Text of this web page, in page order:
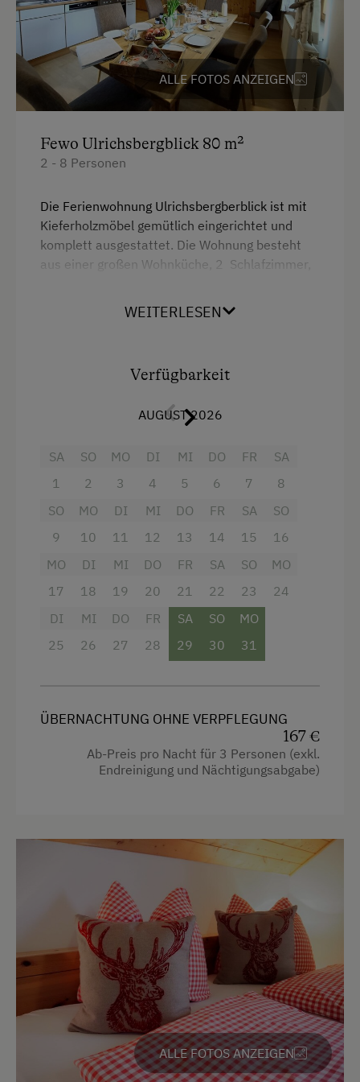
Regionale Spezialitäten
eigene Trinkwasserquelle
Service
Kostenlose Zeitschriften in der Lobby
Internet
WiFi
Freizeitaktivitäten am Betrieb und in der
Almausflüge
Eislaufen
Eisstockschießen
Erlebniswanderung
Geführte Wanderungen
Jogging-Routen
Kegelbahn
Kutschenfahrten
Liegewiese
Natur- u. Landschaftsführer
Nordic Walking
Ponyreiten
Radwege
Reiten
Reitunterricht
Neubau
Doppelbett (Kingsize)
Stockbett
ALLE FOTOS ANZEIGEN
Fewo Ulrichsbergblick 80 m²
2 - 8 Personen
Die Ferienwohnung Ulrichsbergberblick ist mit
Kieferholzmöbel gemütlich eingerichtet und
komplett ausgestattet. Die Wohnung besteht
aus einer großen Wohnküche, 2 Schlafzimmer,
Balkon. Geschirrspüler, Kaffemaschine, SAT-TV,
Ihnen nach Absprache gerne zur Verfügung. 80
Ausstattung
4 Plattenherd
Radio
Aussicht auf eine Berglandschaft
Backofen
Balkon/Terrasse
Gitterbett
Haarföhn
Handtücher
Wasserkocher
Küchenausstattung
Kühlschrank
Neubau
Stockbett
Doppelbett (Kingsize)
WEITERLESEN
Verfügbarkeit
AUGUST 2026
SA
1
SO
2
MO
3
DI
4
MI
5
DO
6
FR
7
SA
8
SO
9
MO
10
DI
11
MI
12
DO
13
FR
14
SA
15
SO
16
MO
17
DI
18
MI
19
DO
20
FR
21
SA
22
SO
23
MO
24
DI
25
MI
26
DO
27
FR
28
SA
29
SO
30
MO
31
ÜBERNACHTUNG OHNE VERPFLEGUNG
167 €
Ab-Preis pro Nacht für 3 Personen (exkl.
Endreinigung und Nächtigungsabgabe)
ALLE FOTOS ANZEIGEN